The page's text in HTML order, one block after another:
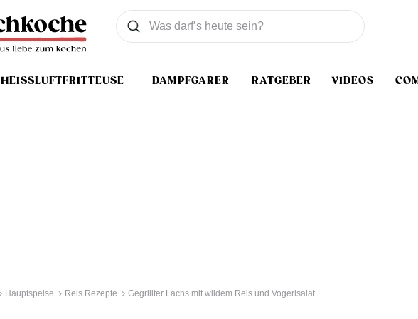
HEISSLUFTFRITTEUSE DAMPFGARER RATGEBER VIDEOS
Was wollen Sie suchen
Suchen
Hauptspeise Reis Rezepte Gegrillter Lachs mit wildem Reis und Vogerlsalat